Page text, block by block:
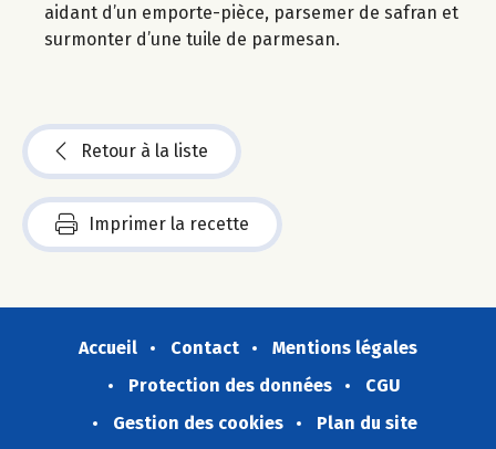
aidant d’un emporte-pièce, parsemer de safran et
surmonter d’une tuile de parmesan.
Retour à la liste
Imprimer la recette
Accueil Contact
Mentions légales
Protection des données
CGU
Gestion des cookies
Plan du site